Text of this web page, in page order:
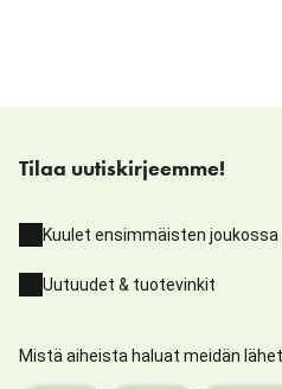
Tilaa uutiskirjeemme!
Kuulet ensimmäisten
Uutuudet & tuotevinkit
Mistä aiheista haluat meidän